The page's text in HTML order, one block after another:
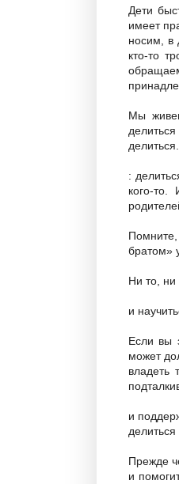
Дети
имеет
носим, в
кто-то
Мы
:
кого-то.
братом»
Ни то, ни
и
Если вы
может
владеть
и
Прежде
и